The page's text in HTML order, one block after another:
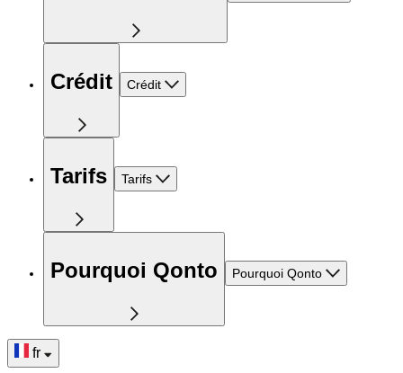
Crédit Crédit
Tarifs Tarifs
Pourquoi Qonto Pourquoi Qonto
fr